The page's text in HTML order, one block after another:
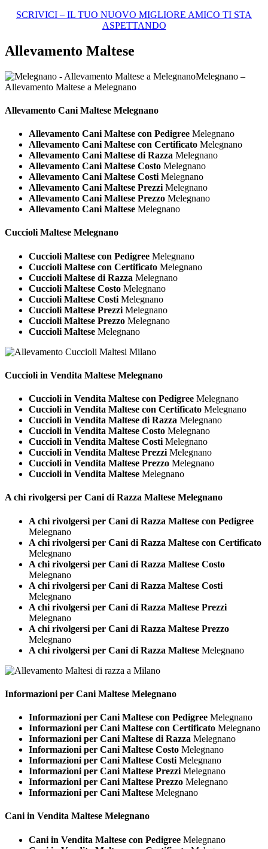
SCRIVICI – IL TUO NUOVO MIGLIORE AMICO TI STA
ASPETTANDO
Allevamento Maltese
Melegnano –
Allevamento Maltese a Melegnano
Allevamento Cani Maltese Melegnano
Allevamento Cani Maltese con Pedigree Melegnano
Allevamento Cani Maltese con Certificato Melegnano
Allevamento Cani Maltese di Razza Melegnano
Allevamento Cani Maltese Costo Melegnano
Allevamento Cani Maltese Costi Melegnano
Allevamento Cani Maltese Prezzi Melegnano
Allevamento Cani Maltese Prezzo Melegnano
Allevamento Cani Maltese Melegnano
Cuccioli Maltese Melegnano
Cuccioli Maltese con Pedigree Melegnano
Cuccioli Maltese con Certificato Melegnano
Cuccioli Maltese di Razza Melegnano
Cuccioli Maltese Costo Melegnano
Cuccioli Maltese Costi Melegnano
Cuccioli Maltese Prezzi Melegnano
Cuccioli Maltese Prezzo Melegnano
Cuccioli Maltese Melegnano
Cuccioli in Vendita Maltese Melegnano
Cuccioli in Vendita Maltese con Pedigree Melegnano
Cuccioli in Vendita Maltese con Certificato Melegnano
Cuccioli in Vendita Maltese di Razza Melegnano
Cuccioli in Vendita Maltese Costo Melegnano
Cuccioli in Vendita Maltese Costi Melegnano
Cuccioli in Vendita Maltese Prezzi Melegnano
Cuccioli in Vendita Maltese Prezzo Melegnano
Cuccioli in Vendita Maltese Melegnano
A chi rivolgersi per Cani di Razza Maltese Melegnano
A chi rivolgersi per Cani di Razza Maltese con Pedigree
Melegnano
A chi rivolgersi per Cani di Razza Maltese con Certificato
Melegnano
A chi rivolgersi per Cani di Razza Maltese Costo
Melegnano
A chi rivolgersi per Cani di Razza Maltese Costi
Melegnano
A chi rivolgersi per Cani di Razza Maltese Prezzi
Melegnano
A chi rivolgersi per Cani di Razza Maltese Prezzo
Melegnano
A chi rivolgersi per Cani di Razza Maltese Melegnano
Informazioni per Cani Maltese Melegnano
Informazioni per Cani Maltese con Pedigree Melegnano
Informazioni per Cani Maltese con Certificato Melegnano
Informazioni per Cani Maltese di Razza Melegnano
Informazioni per Cani Maltese Costo Melegnano
Informazioni per Cani Maltese Costi Melegnano
Informazioni per Cani Maltese Prezzi Melegnano
Informazioni per Cani Maltese Prezzo Melegnano
Informazioni per Cani Maltese Melegnano
Cani in Vendita Maltese Melegnano
Cani in Vendita Maltese con Pedigree Melegnano